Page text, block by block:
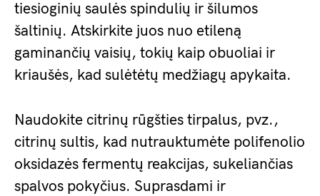
tiesioginių saulės spindulių ir šilumos
šaltinių. Atskirkite juos nuo etileną
gaminančių vaisių, tokių kaip obuoliai ir
kriaušės, kad sulėtėtų medžiagų apykaita.
Naudokite citrinų rūgšties tirpalus, pvz.,
citrinų sultis, kad nutrauktumėte polifenolio
oksidazės fermentų reakcijas, sukeliančias
spalvos pokyčius. Suprasdami ir